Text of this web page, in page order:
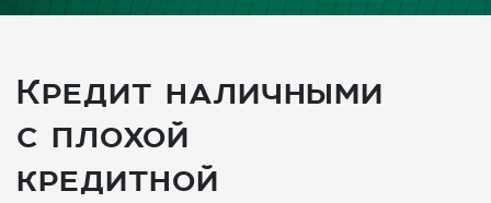
Кредит наличными
с плохой
кредитной